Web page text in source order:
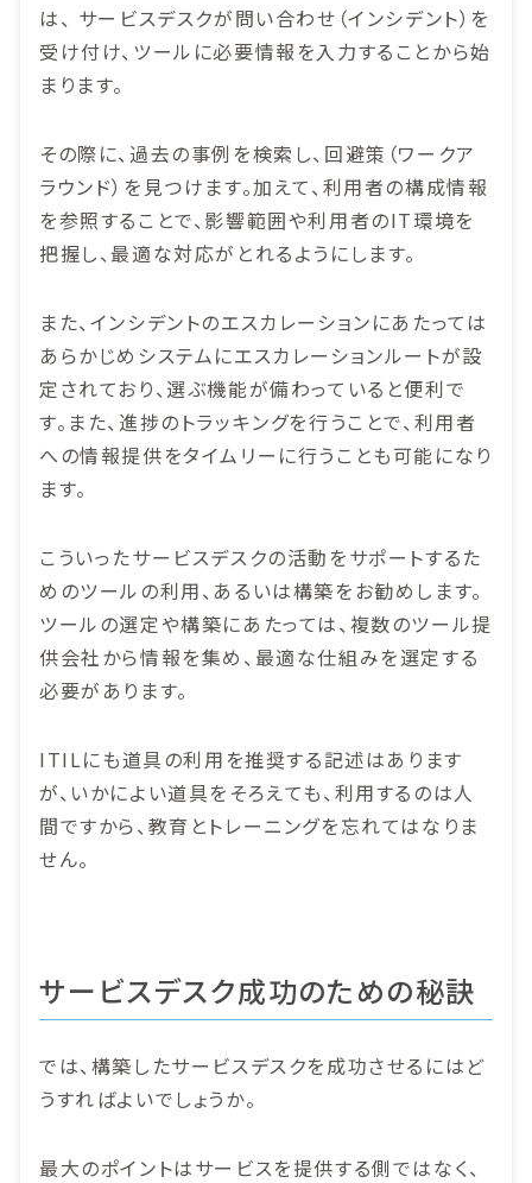
は、 サービスデスクが問い合わせ（インシデント）を
受け付け、ツールに必要情報を入力することから始
まります。
その際に、過去の事例を検索し、回避策（ワークア
ラウンド）を見つけます。加えて、利用者の構成情報
を参照することで、影響範囲や利用者のIT環境を
把握し、最適な対応がとれるようにします。
また、インシデントのエスカレーションにあたっては
あらかじめシステムにエスカレーションルートが設
定されており、選ぶ機能が備わっていると便利で
す。また、進捗のトラッキングを行うことで、利用者
への情報提供をタイムリーに行うことも可能になり
ます。
こういったサービスデスクの活動をサポートするた
めのツールの利用、あるいは構築をお勧めします。
ツールの選定や構築にあたっては、複数のツール提
供会社から情報を集め、最適な仕組みを選定する
必要があります。
ITILにも道具の利用を推奨する記述はあります
が、いかによい道具をそろえても、利用するのは人
間ですから、教育とトレーニングを忘れてはなりま
せん。
サービスデスク成功のための秘訣
では、構築したサービスデスクを成功させるにはど
うすればよいでしょうか。
最大のポイントはサービスを提供する側ではなく、